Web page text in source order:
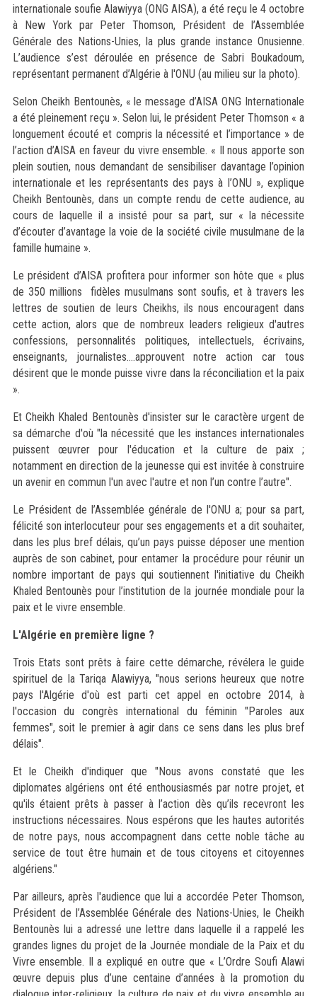
internationale soufie Alawiyya (ONG AISA), a été reçu le 4 octobre
à New York par Peter Thomson, Président de l’Assemblée
Générale des Nations-Unies, la plus grande instance Onusienne.
L’audience s’est déroulée en présence de Sabri Boukadoum,
représentant permanent d’Algérie à l'ONU (au milieu sur la photo).
Selon Cheikh Bentounès, « le message d’AISA ONG Internationale
a été pleinement reçu ». Selon lui, le président Peter Thomson « a
longuement écouté et compris la nécessité et l’importance » de
l’action d’AISA en faveur du vivre ensemble. « Il nous apporte son
plein soutien, nous demandant de sensibiliser davantage l’opinion
internationale et les représentants des pays à l’ONU », explique
Cheikh Bentounès, dans un compte rendu de cette audience, au
cours de laquelle il a insisté pour sa part, sur « la nécessite
d’écouter d’avantage la voie de la société civile musulmane de la
famille humaine ».
Le président d’AISA profitera pour informer son hôte que « plus
de 350 millions fidèles musulmans sont soufis, et à travers les
lettres de soutien de leurs Cheikhs, ils nous encouragent dans
cette action, alors que de nombreux leaders religieux d'autres
confessions, personnalités politiques, intellectuels, écrivains,
enseignants, journalistes....approuvent notre action car tous
désirent que le monde puisse vivre dans la réconciliation et la paix
».
Et Cheikh Khaled Bentounès d'insister sur le caractère urgent de
sa démarche d'où "la nécessité que les instances internationales
puissent œuvrer pour l'éducation et la culture de paix ;
notamment en direction de la jeunesse qui est invitée à construire
un avenir en commun l'un avec l'autre et non l’un contre l’autre".
Le Président de l’Assemblée générale de l'ONU a; pour sa part,
félicité son interlocuteur pour ses engagements et a dit souhaiter,
dans les plus bref délais, qu’un pays puisse déposer une mention
auprès de son cabinet, pour entamer la procédure pour réunir un
nombre important de pays qui soutiennent l'initiative du Cheikh
Khaled Bentounès pour l’institution de la journée mondiale pour la
paix et le vivre ensemble.
L'Algérie en première ligne ?
Trois Etats sont prêts à faire cette démarche, révélera le guide
spirituel de la Tariqa Alawiyya, "nous serions heureux que notre
pays l'Algérie d'où est parti cet appel en octobre 2014, à
l'occasion du congrès international du féminin "Paroles aux
femmes", soit le premier à agir dans ce sens dans les plus bref
délais".
Et le Cheikh d'indiquer que "Nous avons constaté que les
diplomates algériens ont été enthousiasmés par notre projet, et
qu'ils étaient prêts à passer à l’action dès qu’ils recevront les
instructions nécessaires. Nous espérons que les hautes autorités
de notre pays, nous accompagnent dans cette noble tâche au
service de tout être humain et de tous citoyens et citoyennes
algériens."
Par ailleurs, après l'audience que lui a accordée Peter Thomson,
Président de l’Assemblée Générale des Nations-Unies, le Cheikh
Bentounès lui a adressé une lettre dans laquelle il a rappelé les
grandes lignes du projet de la Journée mondiale de la Paix et du
Vivre ensemble. Il a expliqué en outre que « L’Ordre Soufi Alawi
œuvre depuis plus d’une centaine d’années à la promotion du